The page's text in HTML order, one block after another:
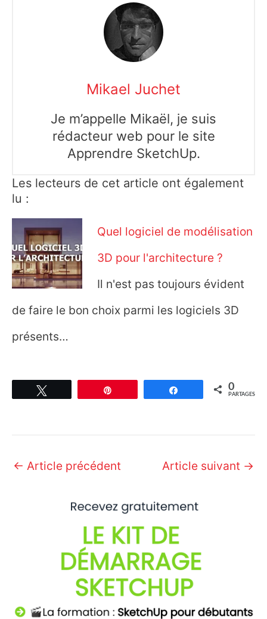
Mikael Juchet
Je m’appelle Mikaël, je suis
rédacteur web pour le site
Apprendre SketchUp.
Les lecteurs de cet article ont également
lu :
Quel logiciel de modélisation
3D pour l'architecture ?
Il n'est pas toujours évident
de faire le bon choix parmi les logiciels 3D
présents…
Partagez 0
PARTAGES
Navigation
← Article précédent Article suivant →